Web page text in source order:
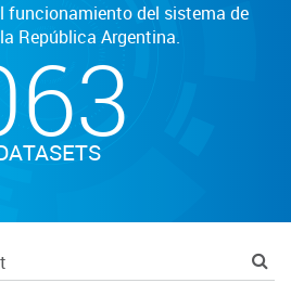
funcionamiento del sistema de
República Argentina.